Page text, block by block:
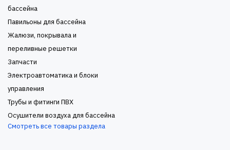
бассейна
Павильоны для бассейна
Жалюзи, покрывала и
переливные решетки
Запчасти
Электроавтоматика и блоки
управления
Трубы и фитинги ПВХ
Осушители воздуха для бассейна
Смотреть все товары раздела